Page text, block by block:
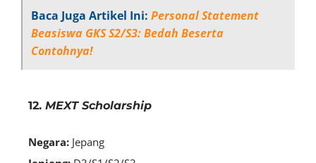
Baca Juga Artikel Ini: Personal Statement
Beasiswa GKS S2/S3: Bedah Beserta
Contohnya!
12. MEXT Scholarship
Negara: Jepang